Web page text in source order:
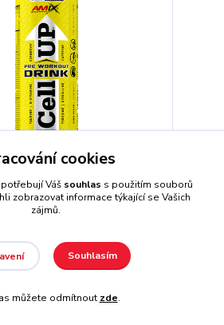
Drink 500 ml
Zvolit variantu
cookies
Váš souhlas s použitím souborů
zobrazovat informace týkající se Vašich
zájmů.
Souhlasím
můžete odmítnout zde.